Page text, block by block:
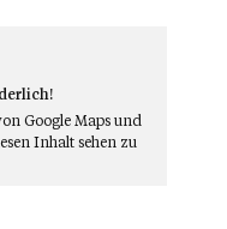
Google Mapsund
Inhalt sehen zu